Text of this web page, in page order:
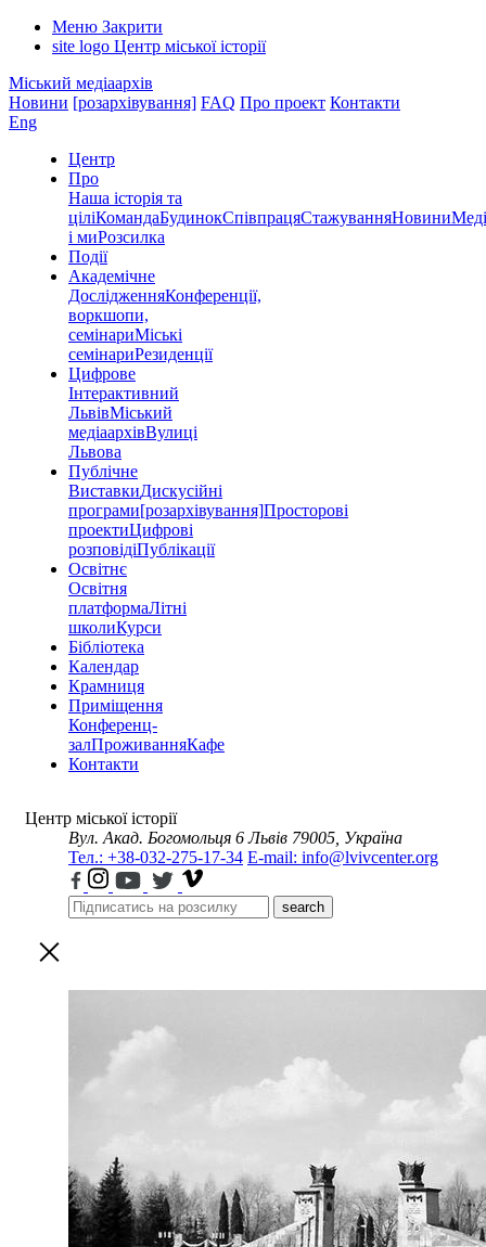
Меню Закрити
site logo Центр міської історії
Міський медіаархів
Новини [розархівування] FAQ Про проект Контакти
Eng
Центр
Про
Наша історія та
ціліКомандаБудинокСпівпрацяСтажуванняНовини
і миРозсилка
Події
Академічне
ДослідженняКонференції,
воркшопи,
семінариМіські
семінариРезиденції
Цифрове
Інтерактивний
ЛьвівМіський
медіаархівВулиці
Львова
Публічне
ВиставкиДискусійні
програми[розархівування]Просторові
проектиЦифрові
розповідіПублікації
Освітнє
Освітня
платформаЛітні
школиКурси
Бібліотека
Календар
Крамниця
Приміщення
Конференц-
залПроживанняКафе
Контакти
Центр міської історії
Вул. Акад. Богомольця 6 Львів 79005, Україна
Тел.: +38-032-275-17-34 E-mail: info@lvivcenter.org
search